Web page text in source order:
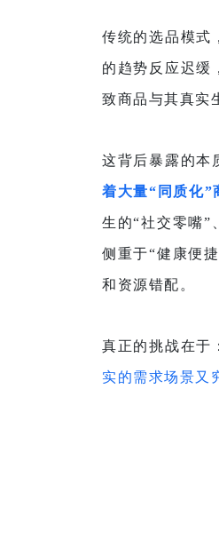
传统的选品模式
的趋势反应迟缓
致商品与其真实
这背后暴露的本
着大量“同质化”
生的“社交零嘴”
侧重于“健康便
和资源错配。
真正的挑战在于
实的需求场景又